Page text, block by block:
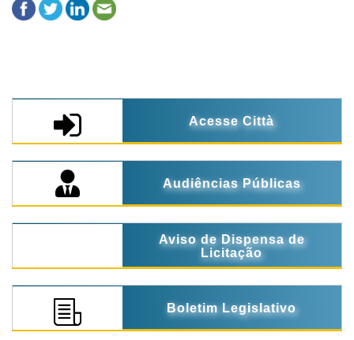
Acesse Città
Audiências Públicas
Aviso de Dispensa de
Licitação
Boletim Legislativo